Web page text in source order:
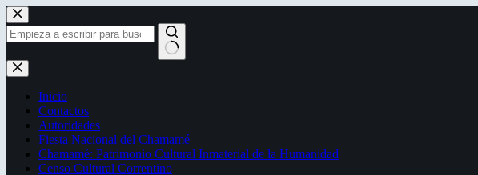
Saltar
al
contenido
Sin
resultados
Inicio
Contactos
Autoridades
Fiesta Nacional del Chamamé
Chamamé: Patrimonio Cultural Inmaterial de la Humanidad
Censo Cultural Correntino